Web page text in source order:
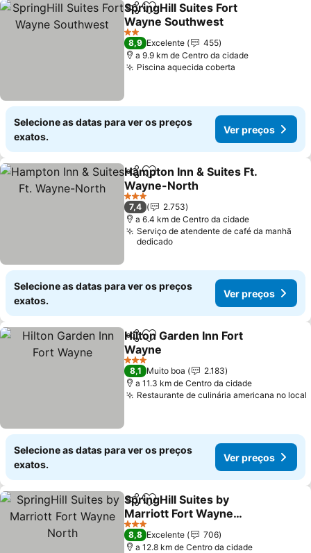
PartilharAdicionar aos favoritos
SpringHill Suites Fort
Wayne Southwest
Ver preços
2 Estrelas
8,9 Excelente
455
a 9.9 km de Centro da cidade
Piscina aquecida coberta
Selecione as datas para ver os preços
exatos.
Ver preços
PartilharAdicionar aos favoritos
Hampton Inn & Suites Ft.
Wayne-North
Ver preços
3 Estrelas
7,4
2.753
a 6.4 km de Centro da cidade
Serviço de atendente de café da manhã
dedicado
Selecione as datas para ver os preços
exatos.
Ver preços
PartilharAdicionar aos favoritos
Hilton Garden Inn Fort
Wayne
Ver preços
3 Estrelas
8,1 Muito boa
2.183
a 11.3 km de Centro da cidade
Restaurante de culinária americana no local
Selecione as datas para ver os preços
exatos.
Ver preços
PartilharAdicionar aos favoritos
SpringHill Suites by
Marriott Fort Wayne
North
Ver preços
3 Estrelas
8,8 Excelente
706
a 12.8 km de Centro da cidade